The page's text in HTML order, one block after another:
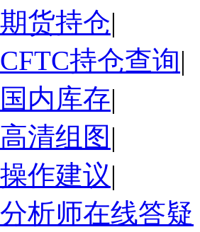
期货持仓|
CFTC持仓查询|
国内库存|
高清组图 |
操作建议|
分析师在线答疑